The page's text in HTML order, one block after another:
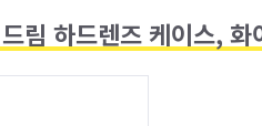
림 하드렌즈 케이스,